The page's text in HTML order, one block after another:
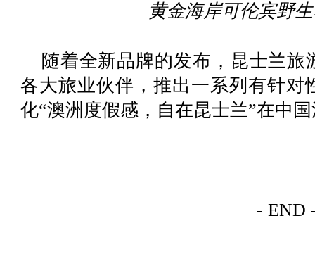
黄金海岸可伦宾野
随着全新品牌的发布，昆士兰
各大旅业伙伴，推出一系列有针对
化“澳洲度假感，自在昆士兰”在中
- END